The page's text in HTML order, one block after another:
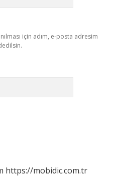
için adım, e-posta adresim
https://mobidic.com.tr